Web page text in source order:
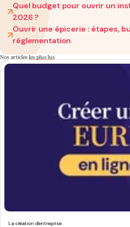
Quel budget pour ouvrir un
2026 ?
Ouvrir une épicerie : étapes,
réglementation
Nos articlesles plus lus
La création d'entreprise